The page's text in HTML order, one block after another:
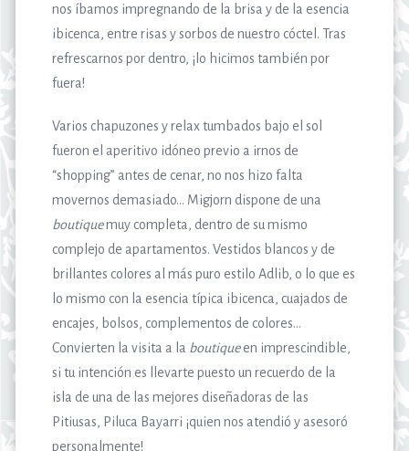
nos íbamos impregnando de la brisa y de la esencia
ibicenca, entre risas y sorbos de nuestro cóctel. Tras
refrescarnos por dentro, ¡lo hicimos también por
fuera!
Varios chapuzones y relax tumbados bajo el sol
fueron el aperitivo idóneo previo a irnos de
“shopping” antes de cenar, no nos hizo falta
movernos demasiado… Migjorn dispone de una
boutiquemuy completa, dentro de su mismo
complejo de apartamentos. Vestidos blancos y de
brillantes colores al más puro estilo Adlib, o lo que es
lo mismo con la esencia típica ibicenca, cuajados de
encajes, bolsos, complementos de colores…
Convierten la visita a la boutiqueen imprescindible,
si tu intención es llevarte puesto un recuerdo de la
isla de una de las mejores diseñadoras de las
Pitiusas, Piluca Bayarri ¡quien nos atendió y asesoró
personalmente!